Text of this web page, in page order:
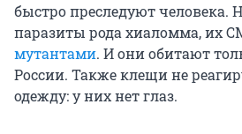
быстро преследуют человека.
паразиты рода хиаломма, их
мутантами. И они обитают
России. Также клещи не
одежду: у них нет глаз.